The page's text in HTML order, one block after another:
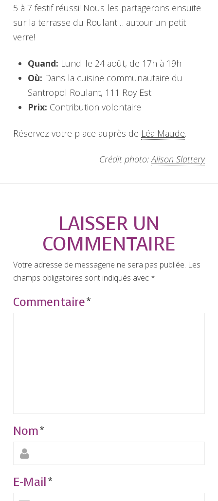
5 à 7 festif réussi! Nous les partagerons ensuite
sur la terrasse du Roulant… autour un petit
verre!
Quand: Lundi le 24 août, de 17h à 19h
Où: Dans la cuisine communautaire du
Santropol Roulant, 111 Roy Est
Prix: Contribution volontaire
Réservez votre place auprès de Léa Maude.
Crédit photo:Alison Slattery
LAISSER UN
COMMENTAIRE
Votre adresse de messagerie ne sera pas publiée. Les
champs obligatoires sont indiqués avec *
Commentaire*
Nom*
E-Mail*